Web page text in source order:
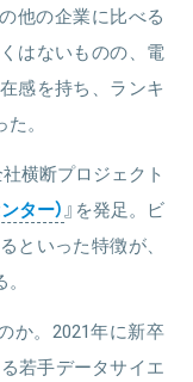
他の企業に比べる
はないものの、電
感を持ち、ランキ
。
横断プロジェクト
ター）』を発足。ビ
といった特徴が、
か。2021年に新卒
若手データサイエ